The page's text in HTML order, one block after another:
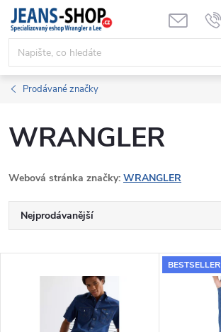
Přejít
obsah
Prodávané značky
WRANGLER
Webová stránka značky: WRANGLER
Ř
a
Nejprodávanější
BESTSELLER